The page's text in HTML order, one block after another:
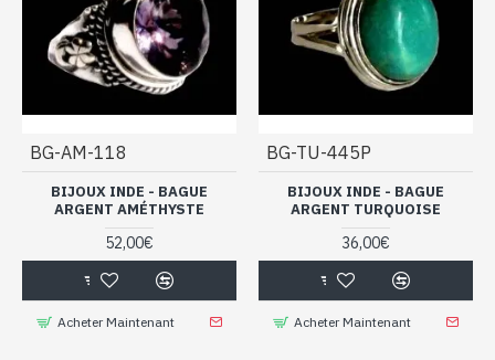
BG-AM-118
BIJOUX INDE - BAGUE
ARGENT AMÉTHYSTE
52,00€
Acheter Maintenant
BG-TU-445P
BIJOUX INDE - BAGUE
ARGENT TURQUOISE
36,00€
Acheter Maintenant